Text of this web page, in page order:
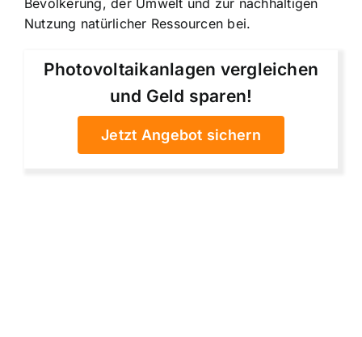
Nutzung natürlicher Ressourcen bei.
Photovoltaikanlagen vergleichen
und Geld sparen!
Jetzt Angebot sichern